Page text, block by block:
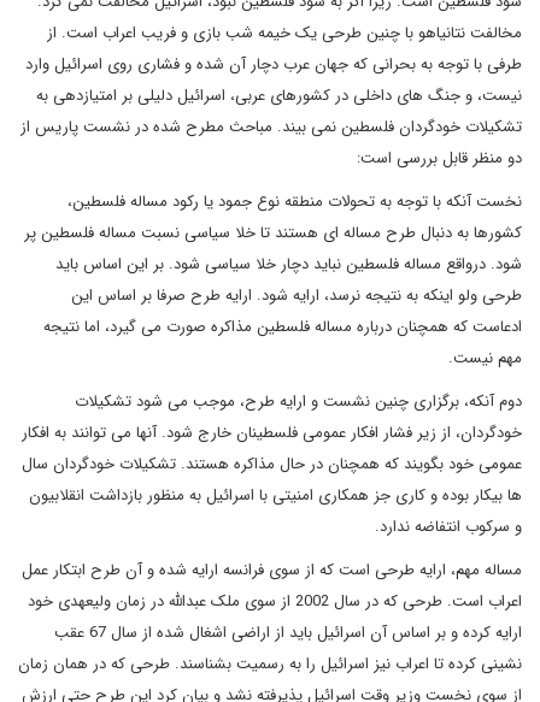
مخالفت نتانیاهو با چنین طرحی یک خیمه شب بازی و فریب اعراب است. از
طرفی با توجه به بحرانی که جهان عرب دچار آن شده و فشاری روی اسرائیل وارد
نیست، و جنگ های داخلی در کشورهای عربی، اسرائیل دلیلی بر امتیازدهی به
تشکیلات خودگردان فلسطین نمی بیند. مباحث مطرح شده در نشست پاریس از
دو منظر قابل بررسی است:
نخست آنکه با توجه به تحولات منطقه نوع جمود یا رکود مساله فلسطین،
کشورها به دنبال طرح مساله ای هستند تا خلا سیاسی نسبت مساله فلسطین پر
شود. درواقع مساله فلسطین نباید دچار خلا سیاسی شود. بر این اساس باید
طرحی ولو اینکه به نتیجه نرسد، ارایه شود. ارایه طرح صرفا بر اساس این
ادعاست که همچنان درباره مساله فلسطین مذاکره صورت می گیرد، اما نتیجه
مهم نیست.
دوم آنکه، برگزاری چنین نشست و ارایه طرح، موجب می شود تشکیلات
خودگردان، از زیر فشار افکار عمومی فلسطینان خارج شود. آنها می توانند به افکار
عمومی خود بگویند که همچنان در حال مذاکره هستند. تشکیلات خودگردان سال
ها بیکار بوده و کاری جز همکاری امنیتی با اسرائیل به منظور بازداشت انقلابیون
و سرکوب انتفاضه ندارد.
مساله مهم، ارایه طرحی است که از سوی فرانسه ارایه شده و آن طرح ابتکار عمل
اعراب است. طرحی که در سال 2002 از سوی ملک عبدالله در زمان ولیعهدی خود
ارایه کرده و بر اساس آن اسرائیل باید از اراضی اشغال شده از سال 67 عقب
نشینی کرده تا اعراب نیز اسرائیل را به رسمیت بشناسند. طرحی که در همان زمان
از سوی نخست وزیر وقت اسرائیل پذیرفته نشد و بیان کرد این طرح حتی ارزش